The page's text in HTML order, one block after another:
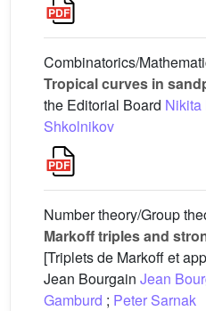
Combinatorics/
Tropical curves in
the Editorial Board Nikita
Shkolnikov
Number theory/Group
Markoff triples and
[Triplets de Markoff et
Jean Bourgain Jean
Gamburd ; Peter Sarnak